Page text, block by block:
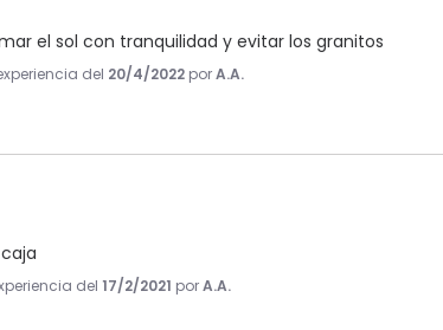
el sol con tranquilidad y evitar los granitos
del 20/4/2022 porA.A.
del 17/2/2021 porA.A.